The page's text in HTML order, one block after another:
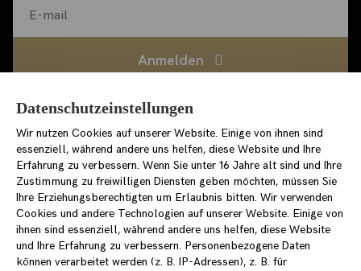
Datenschutzeinstellungen
Wir nutzen Cookies auf unserer Website. Einige von ihnen sind
essenziell, während andere uns helfen, diese Website und Ihre
Erfahrung zu verbessern. Wenn Sie unter 16 Jahre alt sind und Ihre
Zustimmung zu freiwilligen Diensten geben möchten, müssen Sie
Ihre Erziehungsberechtigten um Erlaubnis bitten. Wir verwenden
Cookies und andere Technologien auf unserer Website. Einige von
ihnen sind essenziell, während andere uns helfen, diese Website
und Ihre Erfahrung zu verbessern. Personenbezogene Daten
können verarbeitet werden (z. B. IP-Adressen), z. B. für
Anmelden
Ich habe dieDatenschutzerklärung
damit einverstanden
loewenpalais-events.de
/stiftungstarke
/stiftung_starke